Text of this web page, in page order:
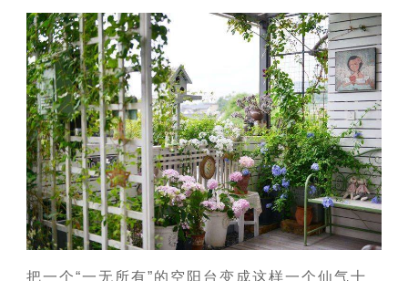
把一个“一无所有”的空阳台变成这样一个仙气十